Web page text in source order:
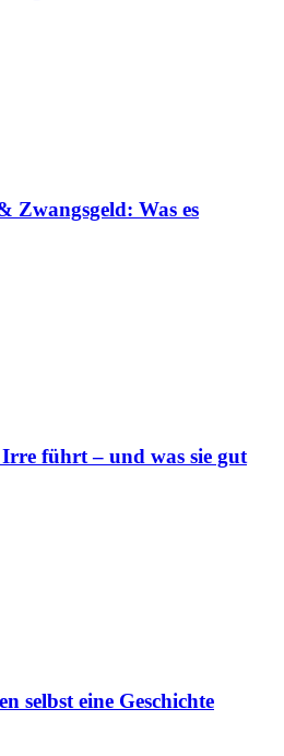
Zwangsgeld: Was es
führt – und was sie gut
selbst eine Geschichte